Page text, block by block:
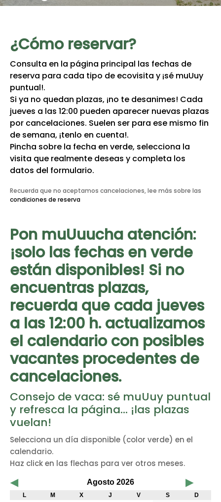
TLF |981 687 007
¿Cómo reservar?
Consulta en la página principal las fechas de
reserva para cada tipo de ecovisita y ¡sé muUuy
puntual!.
Si ya no quedan plazas, ¡no te desanimes! Cada
jueves a las 12:00 pueden aparecer nuevas plazas
por cancelaciones. Suelen ser para ese mismo fin
de semana, ¡tenlo en cuenta!.
Pincha sobre la fecha en verde, selecciona la
visita que realmente deseas y completa los
datos del formulario.
Recuerda que no aceptamos cancelaciones, lee más sobre las
condiciones de reserva
Pon muUuucha atención:
¡solo las fechas en verde
están disponibles! Si no
encuentras plazas,
recuerda que cada jueves
a las 12:00 h. actualizamos
el calendario con posibles
vacantes procedentes de
cancelaciones.
Consejo de vaca: sé muUuy puntual
y refresca la página... ¡las plazas
vuelan!
Selecciona un día disponible (color verde) en el
calendario.
Haz click en las flechas para ver otros meses.
◀ Agosto 2026 ▶
L M X J V S D